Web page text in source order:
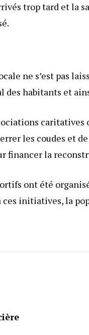
trop tard et la
ne s’est pas
des habitants et
les coudes et
financer la
ont été
ces initiatives, la